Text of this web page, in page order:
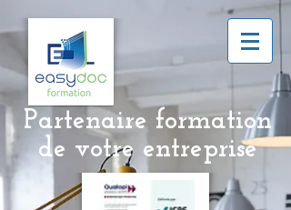
Partenaire formation
de votre entreprise